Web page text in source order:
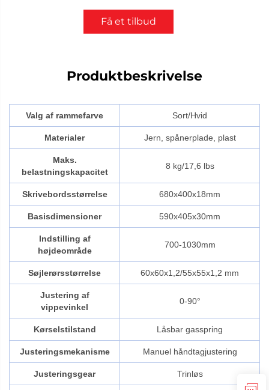
Få et tilbud
Produktbeskrivelse
Valg af rammefarve Sort/Hvid
Materialer Jern, spånerplade, plast
Maks.
belastningskapacitet
8 kg/17,6 lbs
Skrivebordsstørrelse 680x400x18mm
Basisdimensioner 590x405x30mm
Indstilling af
højdeområde
700-1030mm
Søjlerørsstørrelse 60x60x1,2/55x55x1,2 mm
Justering af
vippevinkel
0-90°
Kørselstilstand Låsbar gasspring
Justeringsmekanisme Manuel håndtagjustering
Justeringsgear Trinløs